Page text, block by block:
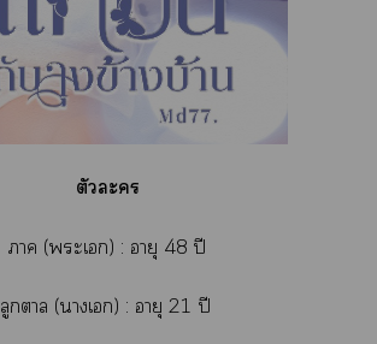
ตัวะ
า (ะเ) : อายุ 48 ปี
ลูกา (าเ) : อายุ 21 ปี